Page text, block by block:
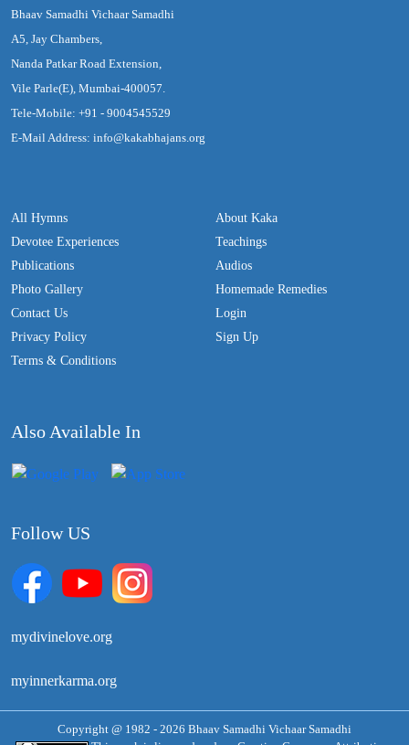
Bhaav Samadhi Vichaar Samadhi
A5, Jay Chambers,
Nanda Patkar Road Extension,
Vile Parle(E), Mumbai-400057.
Tele-Mobile: +91 - 9004545529
E-Mail Address: info@kakabhajans.org
All Hymns
Devotee Experiences
Publications
Photo Gallery
Contact Us
Privacy Policy
Terms & Conditions
About Kaka
Teachings
Audios
Homemade Remedies
Login
Sign Up
Also Available In
Follow US
mydivinelove.org
myinnerkarma.org
Copyright @ 1982 - 2026 Bhaav Samadhi Vichaar Samadhi